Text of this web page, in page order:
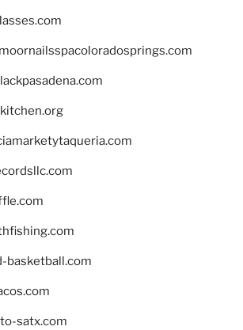
basketball.com
satx.com